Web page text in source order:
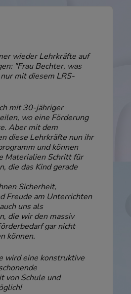
wieder Lehrkräfte auf
"Frau Bechter, was
mit diesem LRS-
mit 30-jähriger
wo eine Förderung
Aber mit dem
diese Lehrkräfte nun ihr
und können
Materialien Schritt für
die das Kind gerade
Sicherheit,
Freude am Unterrichten
uns als
die wir den massiv
gar nicht
können.
wird eine konstruktive
von Schule und